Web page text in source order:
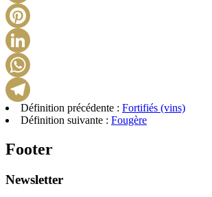
Telegram
Définition précédente : Fortifiés (vins)
Définition suivante : Fougère
Footer
Newsletter